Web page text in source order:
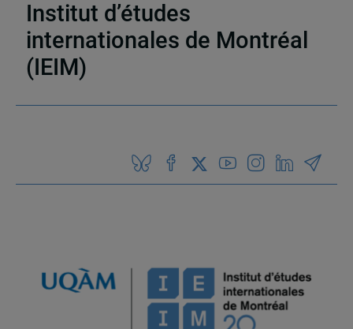
Institut d’études
internationales de Montréal
(IEIM)